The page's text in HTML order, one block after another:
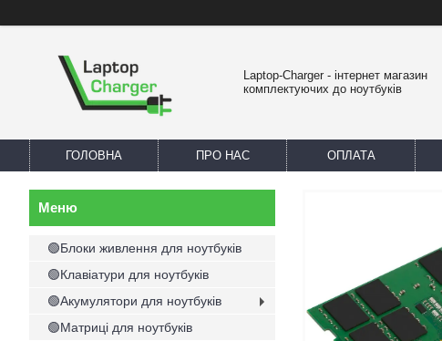
Laptop-Charger - інтернет магазин
комплектуючих до ноутбуків
ГОЛОВНА ПРО НАС ОПЛАТА
🟢Блоки живлення для ноутбуків
🟢Клавіатури для ноутбуків
🟢Акумулятори для ноутбуків
🟢Матриці для ноутбуків